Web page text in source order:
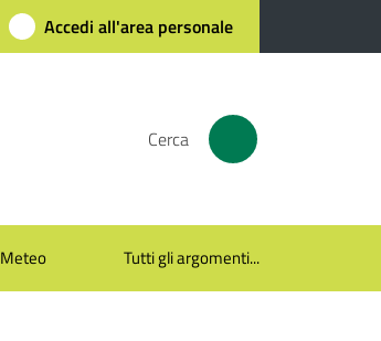
Accedi all'area personale
Cerca
Tutti gli argomenti...